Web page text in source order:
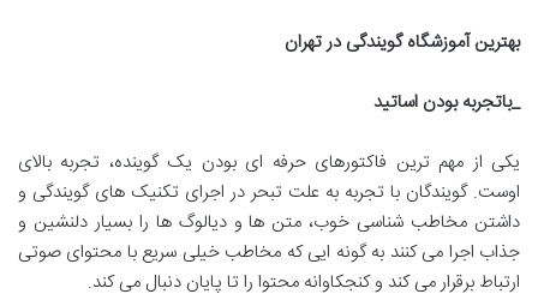
بهترین آموزشگاه گویندگی در تهران
_باتجربه بودن اساتید
یکی از مهم ترین فاکتورهای حرفه ای بودن یک گوینده، تجربه بالای
اوست. گویندگان با تجربه به علت تبحر در اجرای تکنیک های گویندگی و
داشتن مخاطب شناسی خوب، متن ها و دیالوگ ها را بسیار دلنشین و
جذاب اجرا می کنند به گونه ایی که مخاطب خیلی سریع با محتوای صوتی
ارتباط برقرار می کند و کنجکاوانه محتوا را تا پایان دنبال می کند.